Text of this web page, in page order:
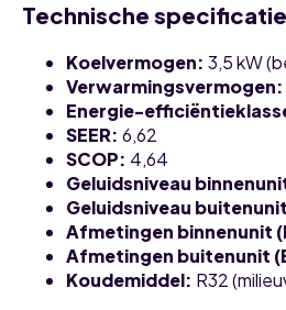
Technische
Koelvermogen: 3,5 kW
Verwarmingsvermogen:
Energie-
SEER: 6,62
SCOP: 4,64
Geluidsniveau
Geluidsniveau buitenunit
Afmetingen binnenunit
Afmetingen buitenunit
Koudemiddel: R32